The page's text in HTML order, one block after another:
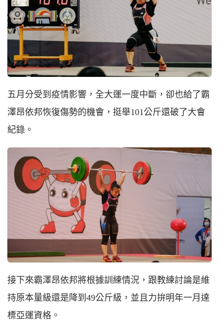
五月分受到疫情影響，全大運一度中斷，卻也給了霸
澤昂依邦恢復傷勢的機會，挺舉101公斤還破了大會
紀錄。
接下來霸澤昂依邦將根據訓練情況，跟教練討論是維
持原本量級還是降到49公斤級，並且力拚明年一月達
標亞運資格。